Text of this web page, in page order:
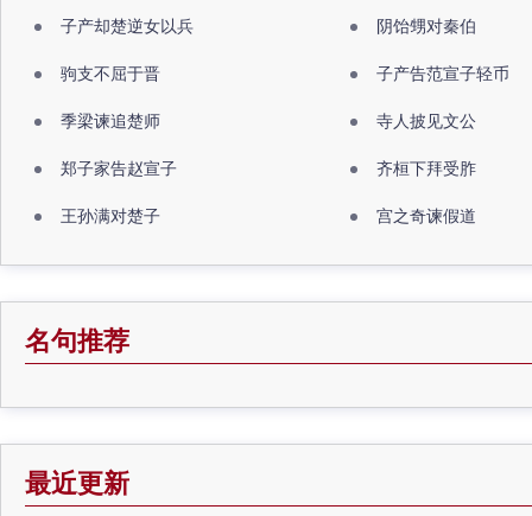
子产却楚逆女以兵 阴饴甥对秦伯
驹支不屈于晋 子产告范宣子轻币
季梁谏追楚师 寺人披见文公
郑子家告赵宣子 齐桓下拜受胙
王孙满对楚子 宫之奇谏假道
名句推荐
最近更新